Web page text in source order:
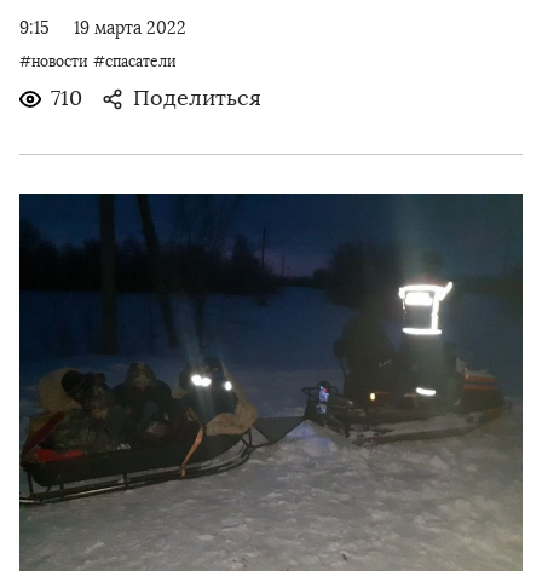
9:15 19 марта 2022
#новости #спасатели
710 Поделиться